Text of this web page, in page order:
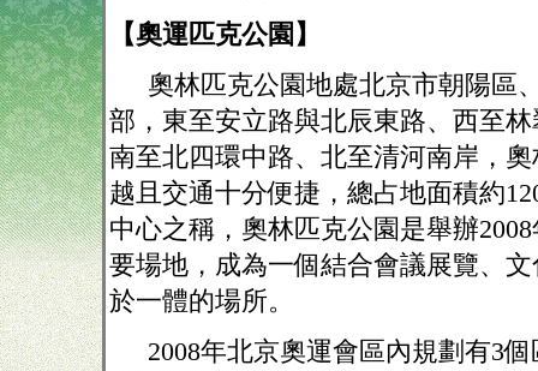
【奧運匹克公園】
奧林匹克公園地處北京市朝陽區
部，東至安立路與北辰東路、西至
南至北四環中路、北至清河南岸，
越且交通十分便捷，總占地面積約
中心之稱，奧林匹克公園是舉辦2008
要場地，成為一個結合會議展覽、
於一體的場所。
2008年北京奧運會區內規劃有3個